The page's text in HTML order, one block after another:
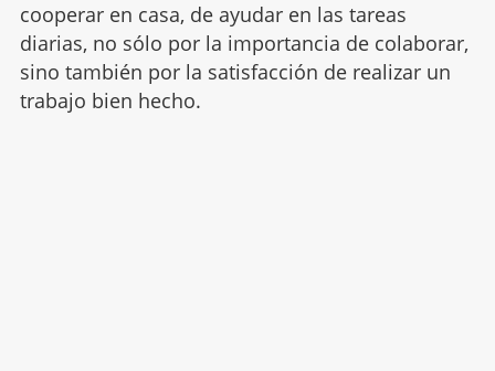
cooperar en casa, de ayudar en las tareas
diarias, no sólo por la importancia de colaborar,
sino también por la satisfacción de realizar un
trabajo bien hecho.